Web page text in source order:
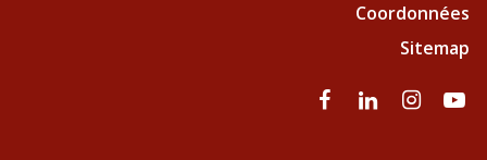
Coordonnées
Sitemap